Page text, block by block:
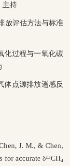
主持
放评估方法与标准
化过程与一氧化碳
体点源排放遥感反
J. M., & Chen,
accurate δ¹³CH₄